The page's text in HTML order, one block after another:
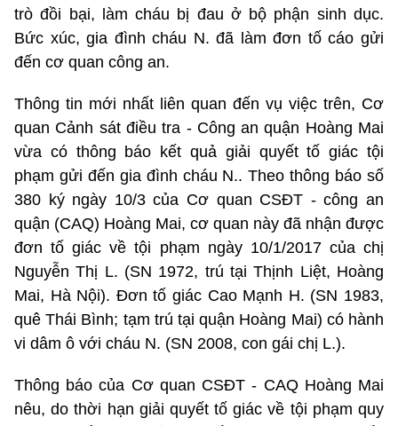
trò đồi bại, làm cháu bị đau ở bộ phận sinh dục.
Bức xúc, gia đình cháu N. đã làm đơn tố cáo gửi
đến cơ quan công an.
Thông tin mới nhất liên quan đến vụ việc trên, Cơ
quan Cảnh sát điều tra - Công an quận Hoàng Mai
vừa có thông báo kết quả giải quyết tố giác tội
phạm gửi đến gia đình cháu N.. Theo thông báo số
380 ký ngày 10/3 của Cơ quan CSĐT - công an
quận (CAQ) Hoàng Mai, cơ quan này đã nhận được
đơn tố giác về tội phạm ngày 10/1/2017 của chị
Nguyễn Thị L. (SN 1972, trú tại Thịnh Liệt, Hoàng
Mai, Hà Nội). Đơn tố giác Cao Mạnh H. (SN 1983,
quê Thái Bình; tạm trú tại quận Hoàng Mai) có hành
vi dâm ô với cháu N. (SN 2008, con gái chị L.).
Thông báo của Cơ quan CSĐT - CAQ Hoàng Mai
nêu, do thời hạn giải quyết tố giác về tội phạm quy